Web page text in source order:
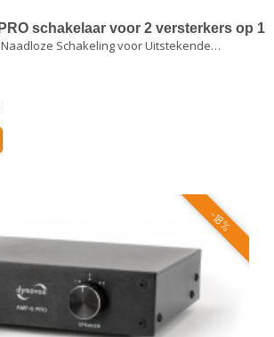
schakelaar voor 2 versterkers op 1
Naadloze Schakeling voor Uitstekende…
-18%